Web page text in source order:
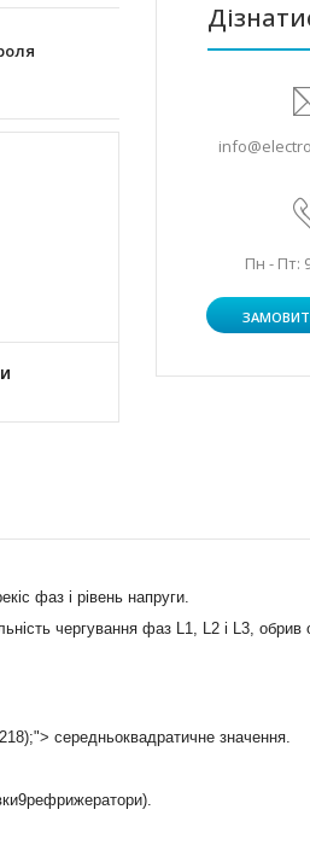
Пн - Пт:
фаз і рівень напруги.
чергування фаз L1, L2 і L3, обрив
середньоквадратичне значення.